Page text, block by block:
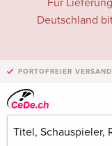
Für
Deutschland
PORTOFREIER VERSAND